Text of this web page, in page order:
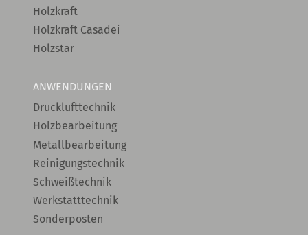
Holzkraft
Holzkraft Casadei
Holzstar
ANWENDUNGEN
Drucklufttechnik
Holzbearbeitung
Metallbearbeitung
Reinigungstechnik
Schweißtechnik
Werkstatttechnik
Sonderposten